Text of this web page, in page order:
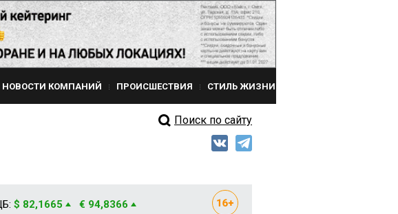
НОВОСТИ КОМПАНИЙ ПРОИСШЕСТВИЯ СТИЛЬ ЖИЗНИ
Поиск по сайту
$ 82,1665 € 94,8366